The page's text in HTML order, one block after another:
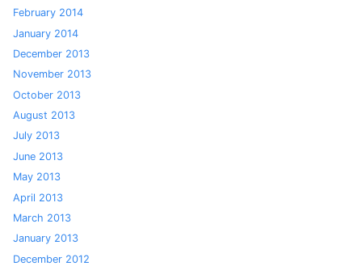
February 2014
January 2014
December 2013
November 2013
October 2013
August 2013
July 2013
June 2013
May 2013
April 2013
March 2013
January 2013
December 2012